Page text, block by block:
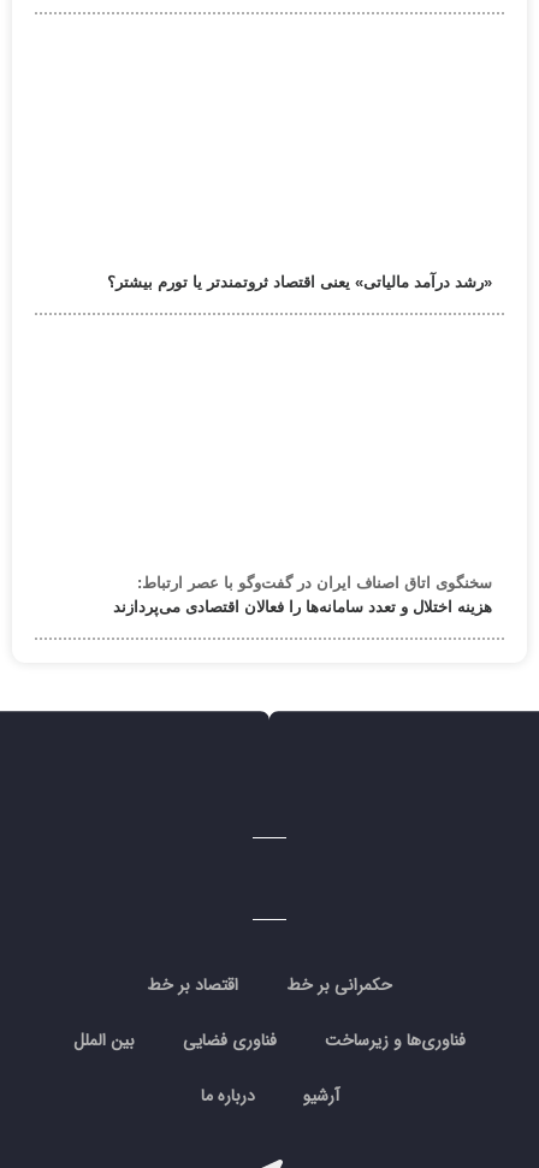
«رشد درآمد مالیاتی» یعنی اقتصاد ثروتمندتر یا تورم بیشتر؟
سخنگوی اتاق اصناف ایران در گفت‌وگو با عصر ارتباط:
هزینه اختلال و تعدد سامانه‌ها را فعالان اقتصادی می‌پردازند
حکمرانی بر خط اقتصاد بر خط
فناوری‌ها و زیرساخت فناوری فضایی بین الملل
آرشیو درباره ما